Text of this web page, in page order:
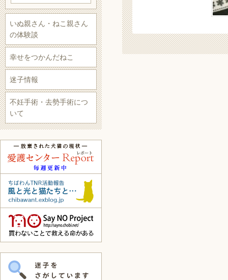
いぬ親さん・ねこ親さん
の体験談
幸せをつかんだねこ
迷子情報
不妊手術・去勢手術につ
いて